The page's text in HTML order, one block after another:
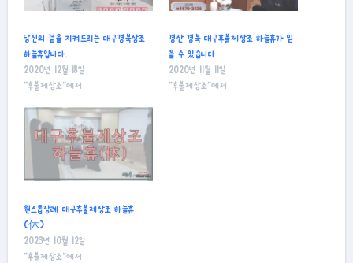
당신의 곁을 지켜드리는 대구경북상조
하늘휴입니다.
2020년 12월 18일
"후불제상조"에서
경산 경북 대구후불제상조 하늘휴가 믿
을 수 있습니다
2020년 11월 11일
"후불제상조"에서
원스톱장례 대구후불제상조 하늘휴
(休)
2023년 10월 12일
"후불제상조"에서